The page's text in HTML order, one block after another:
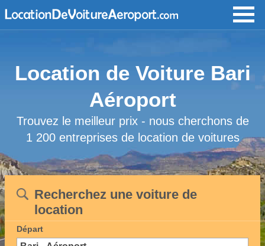
Location de Voiture Bari
Aéroport
Trouvez le meilleur prix - nous cherchons de
1 200 entreprises de location de voitures
Recherchez une voiture de
location
Départ